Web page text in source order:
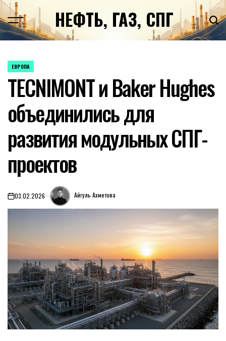
Перейти
к
содержимомуНЕФТЬ, ГАЗ, СПГ
ОПУБЛИКОВАНО
ЕВРОПА
TECNIMONT и Baker Hughes
объединились для
развития модульных СПГ-
проектов
on03.02.2026 Айгуль Ахметова